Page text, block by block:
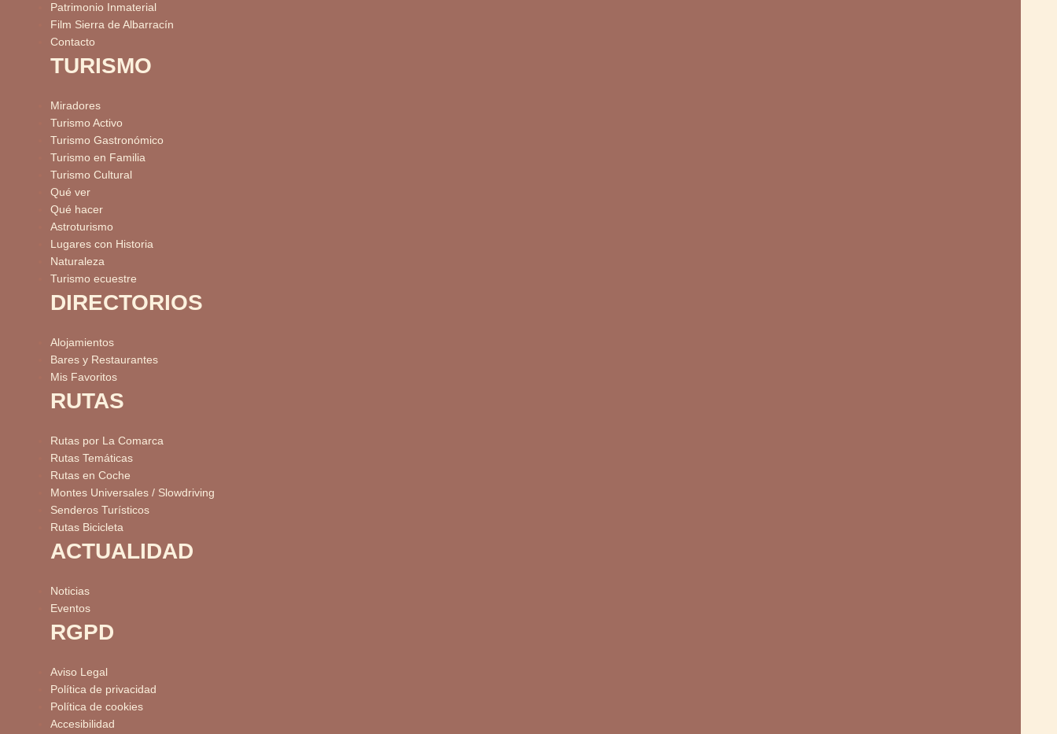
Patrimonio Inmaterial
Film Sierra de Albarracín
Contacto
TURISMO
Miradores
Turismo Activo
Turismo Gastronómico
Turismo en Familia
Turismo Cultural
Qué ver
Qué hacer
Astroturismo
Lugares con Historia
Naturaleza
Turismo ecuestre
DIRECTORIOS
Alojamientos
Bares y Restaurantes
Mis Favoritos
RUTAS
Rutas por La Comarca
Rutas Temáticas
Rutas en Coche
Montes Universales / Slowdriving
Senderos Turísticos
Rutas Bicicleta
ACTUALIDAD
Noticias
Eventos
RGPD
Aviso Legal
Política de privacidad
Política de cookies
Accesibilidad